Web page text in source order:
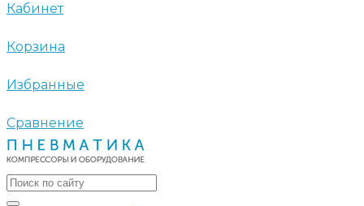
Кабинет
Корзина
Избранные
Сравнение